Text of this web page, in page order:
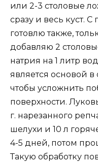
или 2-3 столовые
сразу и весь куст.
готовлю также,
добавляю 2
натрия на 1 литр
является основой в
чтобы усложнить
поверхности.
г. нарезанного
шелухи и 10 л
4-5 дней, потом
Такую обработку